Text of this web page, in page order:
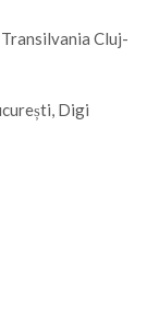
Cluj-
Digi